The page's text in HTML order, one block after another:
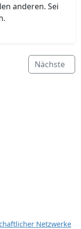
anderen. Sei
Nächste
Netzwerke